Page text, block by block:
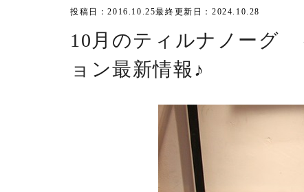
投稿日：2016.10.25最終更新日：2024.10.28
10月のティルナノー
ョン最新情報♪